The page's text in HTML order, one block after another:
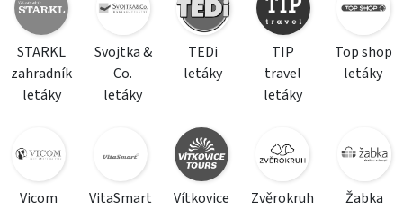
STARKL
zahradník
letáky
Svojtka &
Co.
letáky
TEDi
letáky
TIP
travel
letáky
Top shop
letáky
Vicom
VitaSmart
Vítkovice
Zvěrokruh
Žabka